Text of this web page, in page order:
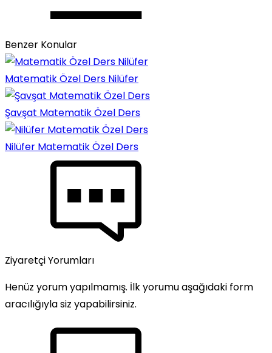
Benzer Konular
Matematik Özel Ders Nilüfer
Şavşat Matematik Özel Ders
Nilüfer Matematik Özel Ders
Ziyaretçi Yorumları
Henüz yorum yapılmamış. İlk yorumu aşağıdaki form
aracılığıyla siz yapabilirsiniz.